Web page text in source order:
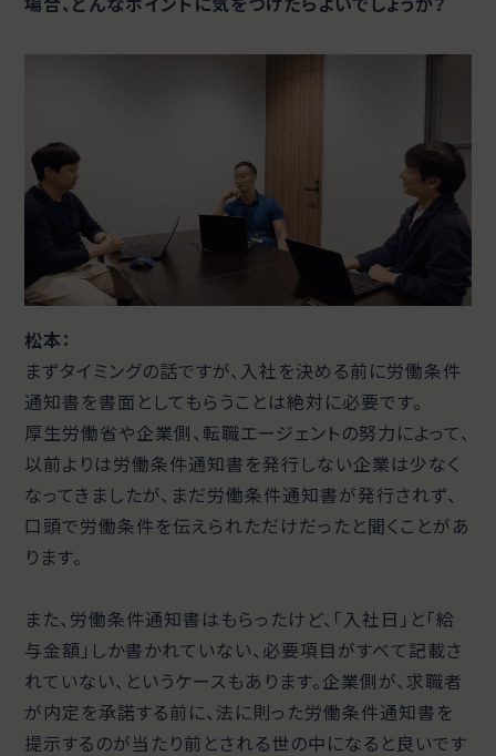
松本：
まずタイミングの話ですが、入社を決める前に労働条件
通知書を書面としてもらうことは絶対に必要です。
厚生労働省や企業側、転職エージェントの努力によって、
以前よりは労働条件通知書を発行しない企業は少なく
なってきましたが、まだ労働条件通知書が発行されず、
口頭で労働条件を伝えられただけだったと聞くことがあ
ります。
また、労働条件通知書はもらったけど、「入社日」と「給
与金額」しか書かれていない、必要項目がすべて記載さ
れていない、というケースもあります。企業側が、求職者
が内定を承諾する前に、法に則った労働条件通知書を
提示するのが当たり前とされる世の中になると良いです